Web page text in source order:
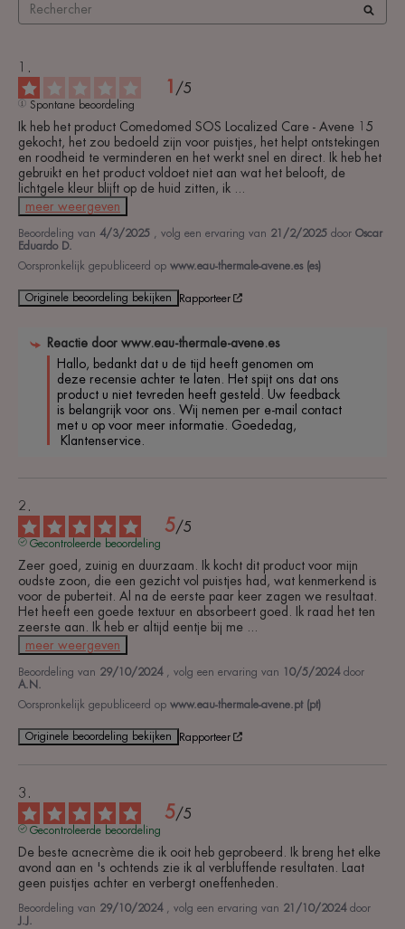
1 /5
Spontane beoordeling
Ik heb het product Comedomed SOS Localized Care - Avene 15
gekocht, het zou bedoeld zijn voor puistjes, het helpt ontstekingen
en roodheid te verminderen en het werkt snel en direct. Ik heb het
gebruikt en het product voldoet niet aan wat het belooft, de
lichtgele kleur blijft op de huid zitten, ik
meer weergeven
Beoordeling van 4/3/2025 , volg een ervaring van 21/2/2025 door Oscar
Eduardo D.
Oorspronkelijk gepubliceerd op www.eau-thermale-avene.es (es)
Originele beoordeling bekijken Rapporteer
Reactie door www.eau-thermale-avene.es
Hallo, bedankt dat u de tijd heeft genomen om
deze recensie achter te laten. Het spijt ons dat ons
product u niet tevreden heeft gesteld. Uw feedback
is belangrijk voor ons. Wij nemen per e-mail contact
met u op voor meer informatie. Goededag,
Klantenservice.
5/5
Gecontroleerde beoordeling
Zeer goed, zuinig en duurzaam. Ik kocht dit product voor mijn
oudste zoon, die een gezicht vol puistjes had, wat kenmerkend is
voor de puberteit. Al na de eerste paar keer zagen we resultaat.
Het heeft een goede textuur en absorbeert goed. Ik raad het ten
zeerste aan. Ik heb er altijd eentje bij me
meer weergeven
Beoordeling van 29/10/2024 , volg een ervaring van 10/5/2024 door
A.N.
Oorspronkelijk gepubliceerd op www.eau-thermale-avene.pt (pt)
Originele beoordeling bekijken Rapporteer
5/5
Gecontroleerde beoordeling
De beste acnecrème die ik ooit heb geprobeerd. Ik breng het elke
avond aan en 's ochtends zie ik al verbluffende resultaten. Laat
geen puistjes achter en verbergt oneffenheden.
Beoordeling van 29/10/2024 , volg een ervaring van 21/10/2024 door